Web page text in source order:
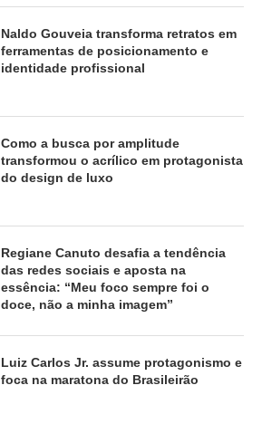
Naldo Gouveia transforma retratos em
ferramentas de posicionamento e
identidade profissional
Como a busca por amplitude
transformou o acrílico em protagonista
do design de luxo
Regiane Canuto desafia a tendência
das redes sociais e aposta na
essência: “Meu foco sempre foi o
doce, não a minha imagem”
Luiz Carlos Jr. assume protagonismo e
foca na maratona do Brasileirão